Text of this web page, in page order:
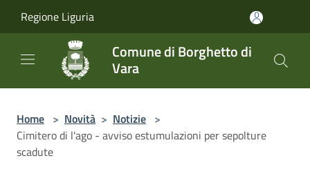
Regione Liguria
Comune di Borghetto di
Vara
Home > Novità > Notizie >
Cimitero di l'ago - avviso estumulazioni per sepolture
scadute